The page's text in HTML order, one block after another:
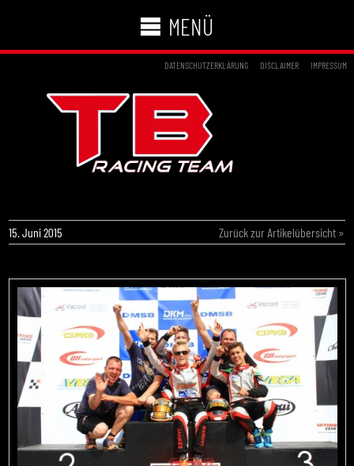
MENÜ
DATENSCHUTZERKLÄRUNG DISCLAIMER IMPRESSUM
15. Juni 2015 Zurück zur Artikelübersicht »